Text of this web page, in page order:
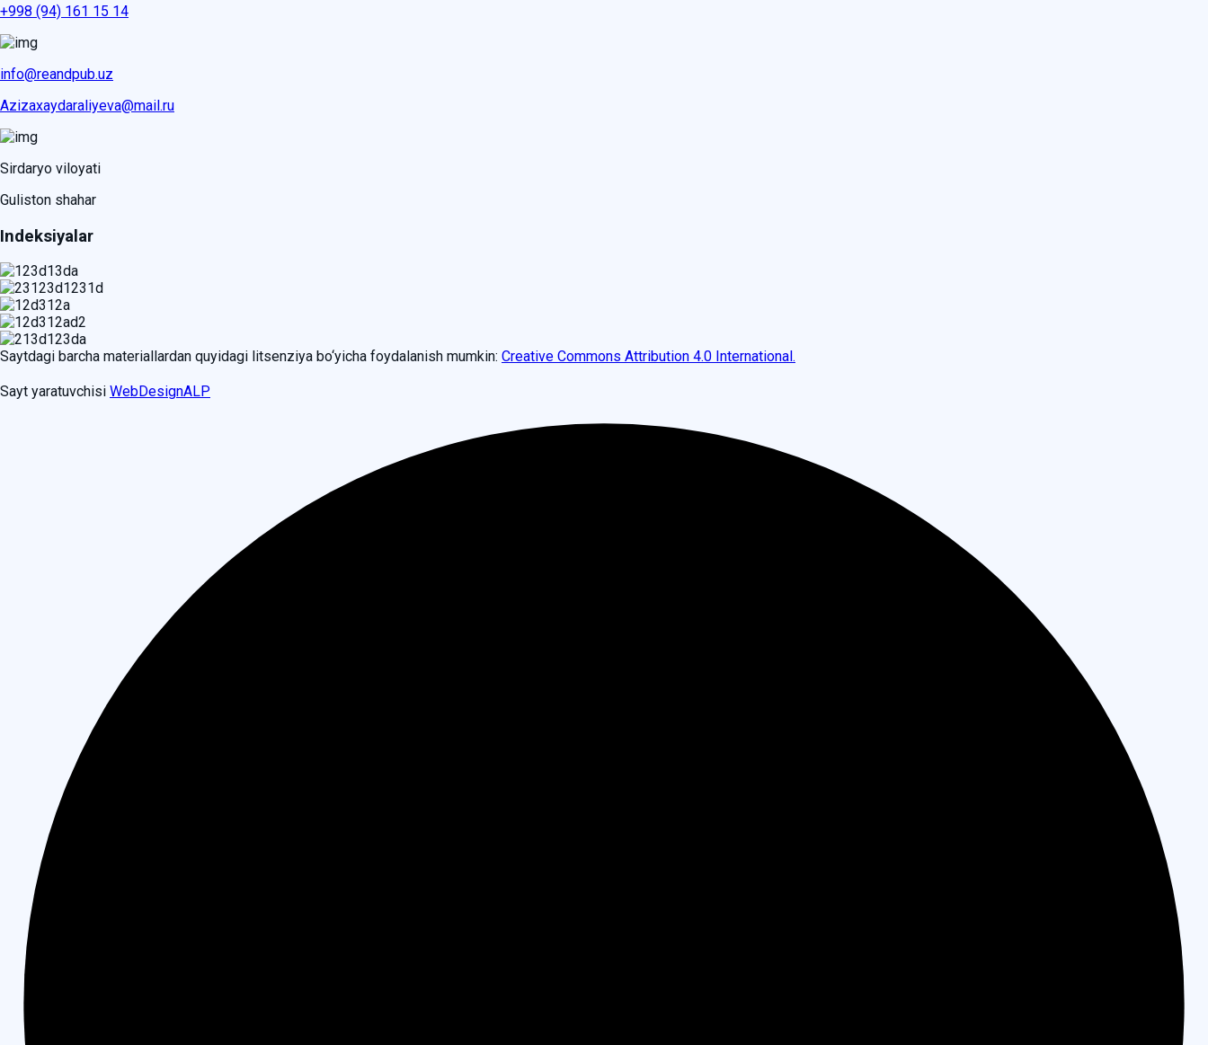
+998 (94) 161 15 14
info@reandpub.uz
Azizaxaydaraliyeva@mail.ru
Sirdaryo viloyati
Guliston shahar
Indeksiyalar
Saytdagi barcha materiallardan quyidagi litsenziya bo‘yicha foydalanish mumkin: Creative Commons Attribution 4.0 International.
Sayt yaratuvchisi WebDesignALP